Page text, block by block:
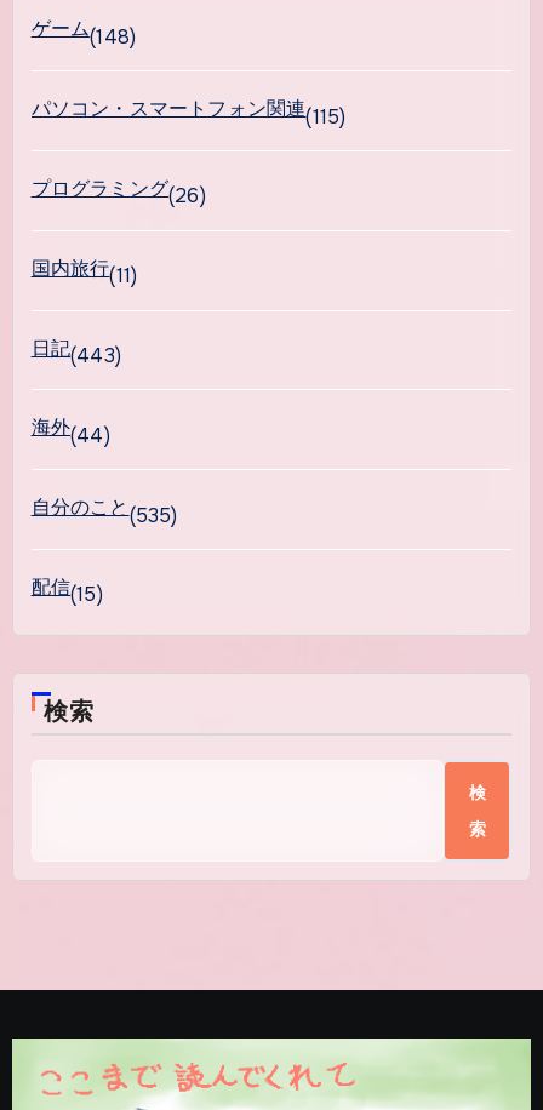
ゲーム(148)
パソコン・スマートフォン関連(115)
プログラミング(26)
国内旅行(11)
日記(443)
海外(44)
自分のこと(535)
配信(15)
検索
検
索